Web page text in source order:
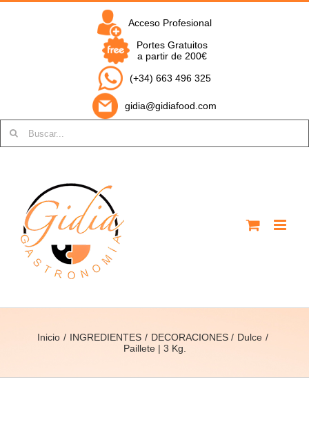
Saltar
Acceso Profesional
Portes Gratuitos
a partir de 200€
(+34) 663 496 325
gidia@gidiafood.com
Inicio INGREDIENTES DECORACIONES
Dulce
Paillete | 3 Kg.